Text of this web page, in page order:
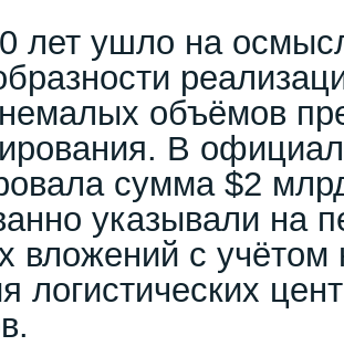
лет ушло на
объёмов
В
сумма $2
указывали на
вложений с учётом
логистических